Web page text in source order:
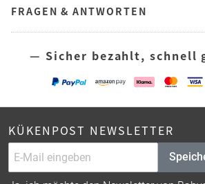
FRAGEN & ANTWORTEN
— Sicher bezahlt,
KÜKENPOST NEWSLETTER